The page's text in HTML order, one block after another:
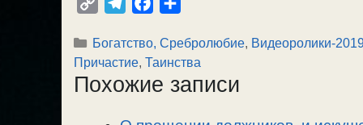
p
y
L
l
e
g
c
e
b
п
р
а
Рубрики
Богатство, Сребролюбие, Видеоролики-
Причастие, Таинства
Похожие записи